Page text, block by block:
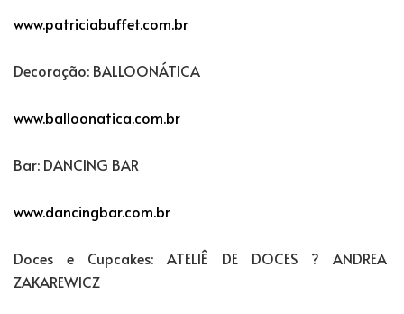
www.patriciabuffet.com.br
Decoração: BALLOONÁTICA
www.balloonatica.com.br
Bar: DANCING BAR
www.dancingbar.com.br
Doces e Cupcakes: ATELIÊ DE DOCES ? ANDREA
ZAKAREWICZ